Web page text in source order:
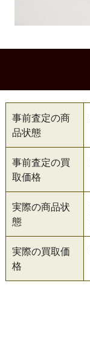
事前査定の商
品状態
事前査定の買
取価格
実際の商品状
態
実際の買取価
格